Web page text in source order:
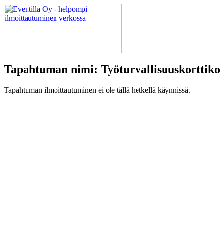
Tapahtuman nimi:
Tapahtuman ilmoittautuminen ei ole tällä hetkellä käynnissä.